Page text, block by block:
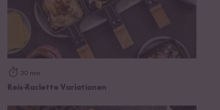
30 min
Reis-Raclette Variationen